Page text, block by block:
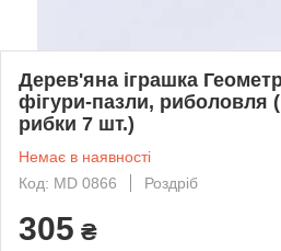
Дерев'яна іграшка
фігури-пазли, риболовля
рибки 7 шт.)
Немає в наявності
Код: MD 0866
Роздріб
305 ₴